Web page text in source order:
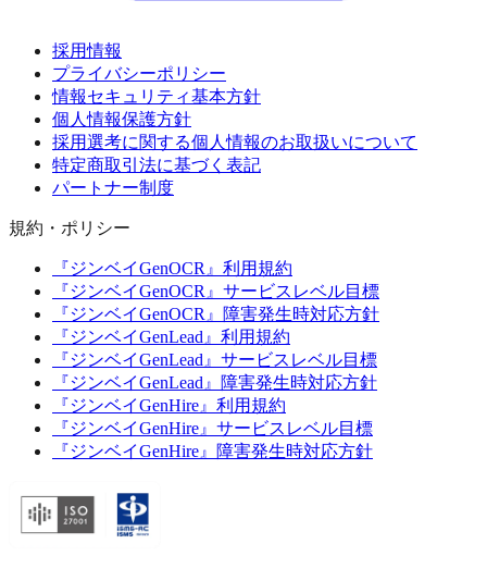
採用情報
プライバシーポリシー
情報セキュリティ基本方針
個人情報保護方針
採用選考に関する個人情報のお取扱いについて
特定商取引法に基づく表記
パートナー制度
規約・ポリシー
『ジンベイGenOCR』利用規約
『ジンベイGenOCR』サービスレベル目標
『ジンベイGenOCR』障害発生時対応方針
『ジンベイGenLead』利用規約
『ジンベイGenLead』サービスレベル目標
『ジンベイGenLead』障害発生時対応方針
『ジンベイGenHire』利用規約
『ジンベイGenHire』サービスレベル目標
『ジンベイGenHire』障害発生時対応方針